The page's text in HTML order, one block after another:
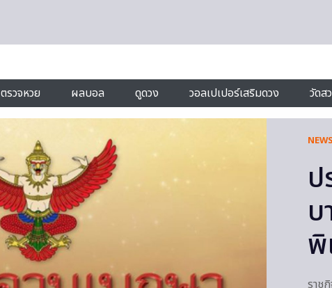
ตรวจหวย ผลบอล ดูดวง วอลเปเปอร์เสริมดวง วัดส
NEWS
ราช